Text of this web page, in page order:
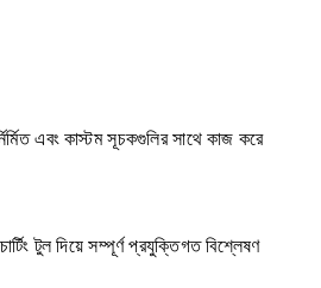
এবং কাস্টম সূচকগুলির সাথে কাজ করে
টুল দিয়ে সম্পূর্ণ প্রযুক্তিগত বিশ্লেষণ